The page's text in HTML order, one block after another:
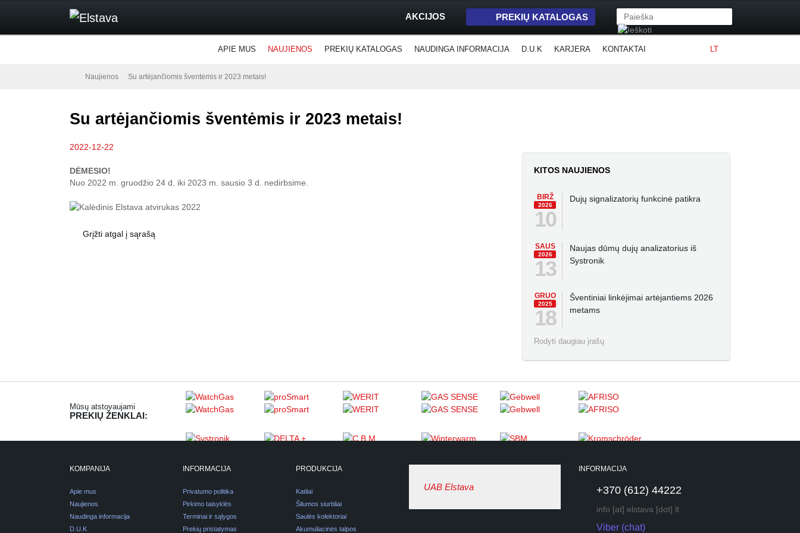
AKCIJOS PREKIŲ KATALOGAS
LT
APIE MUS NAUJIENOS PREKIŲ KATALOGAS NAUDINGA INFORMACIJA D.U.K KARJERA KONTAKTAI
Naujienos Su artėjančiomis šventėmis ir 2023 metais!
Su artėjančiomis šventėmis ir 2023 metais!
KITOS NAUJIENOS
BIRŽ
2026
10
Dujų signalizatorių funkcinė patikra
SAUS
2026
13
Naujas dūmų dujų analizatorius iš
Systronik
GRUO
2025
18
Šventiniai linkėjimai artėjantiems 2026
metams
Rodyti daugiau įrašų
2022-12-22
DĖMESIO!
Nuo 2022 m. gruodžio 24 d. iki 2023 m. sausio 3 d. nedirbsime.
Grįžti atgal į sąrašą
Mūsų atstovaujami
PREKIŲ ŽENKLAI:
KOMPANIJA
Apie mus
Naujienos
Naudinga informacija
D.U.K
INFORMACIJA
Privatumo politika
Pirkimo taisyklės
Terminai ir sąlygos
Prekių pristatymas
PRODUKCIJA
Katilai
Šilumos siurbliai
Saulės kolektoriai
Akumuliacinės talpos
UAB Elstava
INFORMACIJA
+370 (612) 44222
info [at] elstava [dot] lt
Viber (chat)